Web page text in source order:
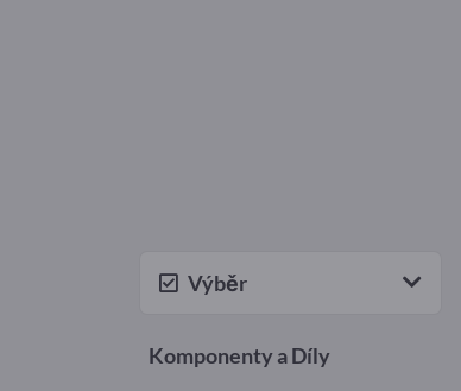
Výběr
Komponenty a Díly